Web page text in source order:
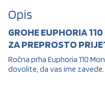
Opis
GROHE EUPHORIA
ZA PREPROSTO
Ročna prha Euphoria 110
dovolite, da vas ime zavede.